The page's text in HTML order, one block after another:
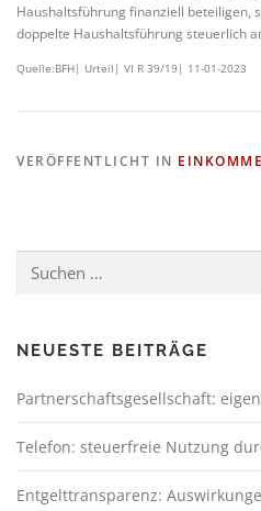
Haushaltsführung finanziell beteiligen,
doppelte Haushaltsführung steuerlich
Quelle:BFH| Urteil| VI R 39/19| 11-01-2023
VERÖFFENTLICHT IN
NEUESTE BEITRÄGE
Partnerschaftsgesellschaft:
Telefon: steuerfreie Nutzung
Entgelttransparenz: